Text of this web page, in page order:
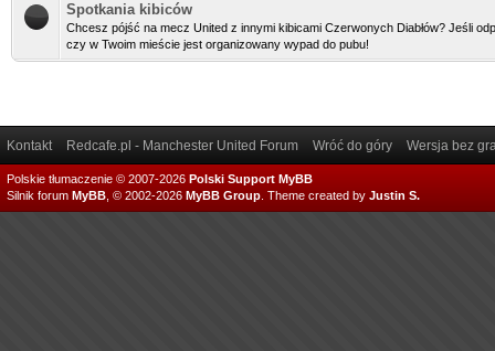
Spotkania kibiców
Chcesz pójść na mecz United z innymi kibicami Czerwonych Diabłów? Jeśli
czy w Twoim mieście jest organizowany wypad do pubu!
Kontakt Redcafe.pl - Manchester United Forum Wróć do góry Wersja bez
Polskie tłumaczenie © 2007-2026 Polski Support MyBB
Silnik forum MyBB , © 2002-2026 MyBB Group Theme created by Justin S.